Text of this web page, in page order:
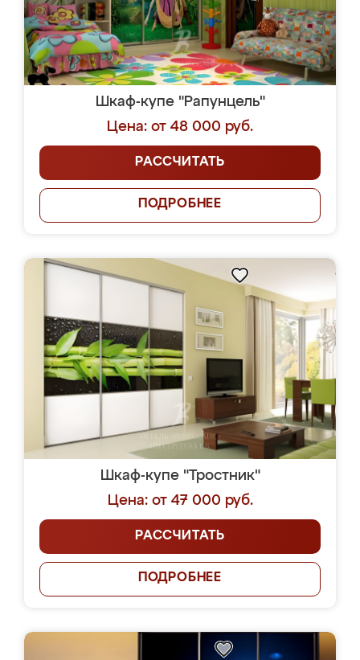
Шкаф-купе "Рапунцель"
Цена: от 48 000 руб.
РАССЧИТАТЬ
ПОДРОБНЕЕ
Шкаф-купе "Тростник"
Цена: от 47 000 руб.
РАССЧИТАТЬ
ПОДРОБНЕЕ